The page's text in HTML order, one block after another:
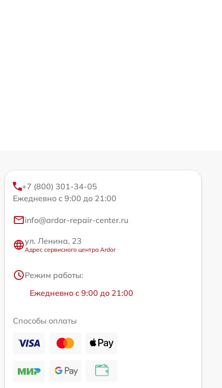
+7 (800) 301-34-05
Ежедневно с 9:00 до 21:00
info@ardor-repair-center.ru
ул. Ленина, 23
Адрес сервисного центра Ardor
Режим работы:
Ежедневно с 9:00 до 21:00
Способы оплаты